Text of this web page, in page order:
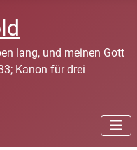
lang, und meinen Gott
Kanon für drei